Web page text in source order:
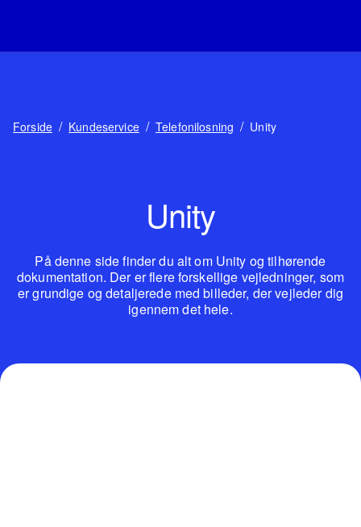
Forside / Kundeservice / Telefonilosning / Unity
Unity
På denne side finder du alt om Unity og tilhørende
dokumentation. Der er flere forskellige vejledninger, som
er grundige og detaljerede med billeder, der vejleder dig
igennem det hele.